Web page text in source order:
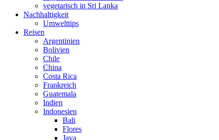
vegetarisch in Sri Lanka
Nachhaltigkeit
Umwelttips
Reisen
Argentinien
Bolivien
Chile
China
Costa Rica
Frankreich
Guatemala
Indien
Indonesien
Bali
Flores
Java